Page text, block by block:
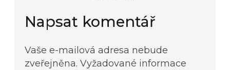
Napsat komentář
Vaše e-mailová adresa nebude
zveřejněna. Vyžadované informace